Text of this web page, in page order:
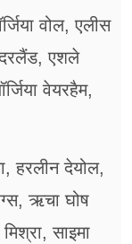
वोल, एलीस
एशले
वेयरहैम,
हरलीन देयोल,
ऋचा घोष
साइमा